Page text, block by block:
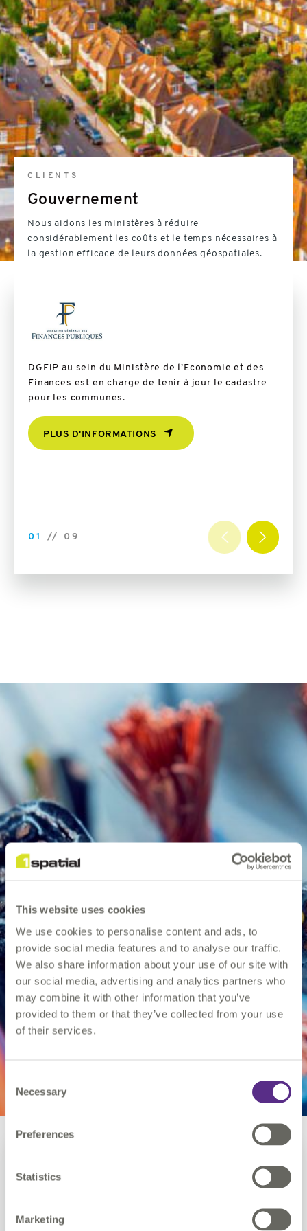
This website uses cookies
We use cookies to personalise content and ads, to
provide social media features and to analyse our traffic.
We also share information about your use of our site with
our social media, advertising and analytics partners who
may combine it with other information that you’ve
provided to them or that they’ve collected from your use
of their services.
Selection
Necessary
Preferences
Statistics
Marketing
CLIENTS
Gouvernement
Nous aidons les ministères à réduire
considérablement les coûts et le temps nécessaires à
la gestion efficace de leurs données géospatiales.
DGFiP au sein du Ministère de l’Economie et des
Finances est en charge de tenir à jour le cadastre
pour les communes.
PLUS D'INFORMATIONS
01 // 09
DES DONNÉES SPATIALES PLUS
INTELLIGENTES POUR DES SERVICES
PLUS FLUIDES
Réseaux d'Utilité Publique
Qu'il s'agisse de localiser des actifs souterrains ou
concevoir des solutions ciblées qui profitent à toute
1Spatial a remporté le marché visant à équiper en
Au